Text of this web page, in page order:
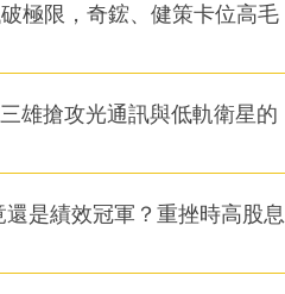
極限，奇鋐、健策卡位高毛
雄搶攻光通訊與低軌衛星的
是績效冠軍？重挫時高股息